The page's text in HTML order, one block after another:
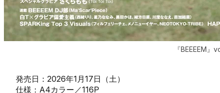
『BEEEEM』
発売日：2026年1月17日（土）
仕様：A4カラー／116P